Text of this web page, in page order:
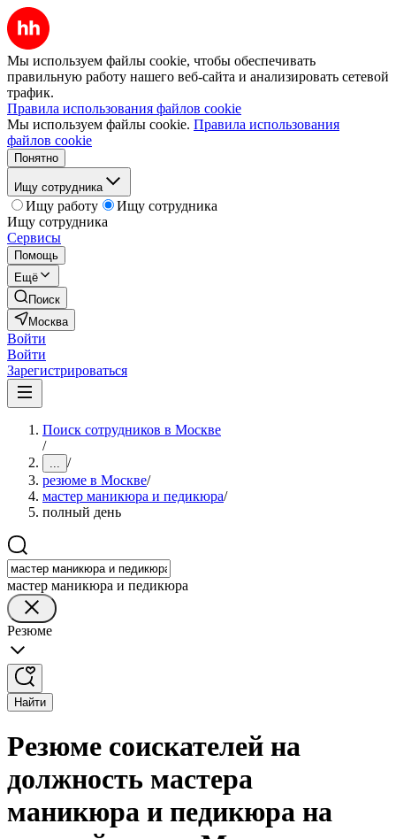
Мы используем файлы cookie, чтобы обеспечивать
правильную работу нашего веб-сайта и анализировать сетевой
трафик.
Правила использования файлов cookie
Мы используем файлы cookie. Правила использования
файлов cookie
Понятно
Ищу сотрудника
Ищу работу
Ищу сотрудника
Ищу сотрудника
Сервисы
Помощь
Ещё
Поиск
Москва
Войти
Войти
Зарегистрироваться
Поиск сотрудников в Москве
/
... /
резюме в Москве/
мастер маникюра и педикюра/
полный день
мастер маникюра и педикюра
Резюме
Найти
Резюме соискателей на
должность мастера
маникюра и педикюра на